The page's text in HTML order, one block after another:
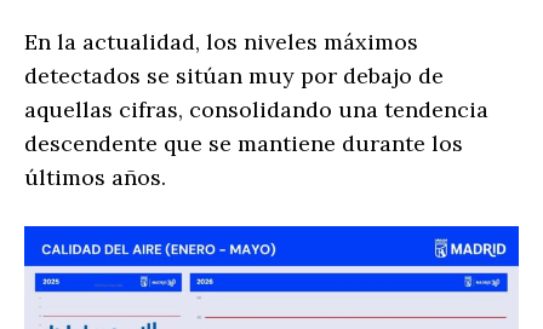
En la actualidad, los niveles máximos
detectados se sitúan muy por debajo de
aquellas cifras, consolidando una tendencia
descendente que se mantiene durante los
últimos años.